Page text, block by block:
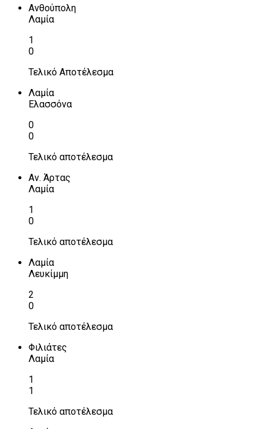
Ανθούπολη
Λαμία
1
0
Τελικό Αποτέλεσμα
Λαμία
Ελασσόνα
0
0
Τελικό αποτέλεσμα
Αν. Άρτας
Λαμία
1
0
Τελικό αποτέλεσμα
Λαμία
Λευκίμμη
2
0
Τελικό αποτέλεσμα
Φιλιάτες
Λαμία
1
1
Τελικό αποτέλεσμα